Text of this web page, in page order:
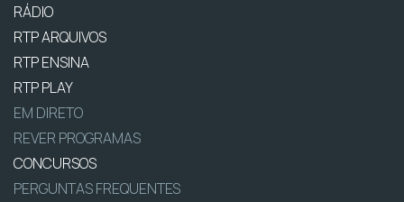
RÁDIO
RTP ARQUIVOS
RTP ENSINA
RTP PLAY
EM DIRETO
REVER PROGRAMAS
CONCURSOS
PERGUNTAS FREQUENTES